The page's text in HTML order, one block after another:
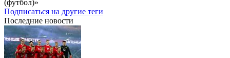
(футбол)»
Подписаться на другие теги
Последние новости